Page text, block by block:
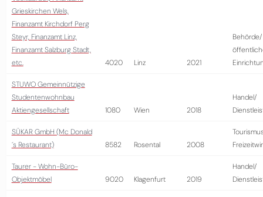
Grieskirchen Wels,
Finanzamt Kirchdorf Perg
Steyr, Finanzamt Linz,
Finanzamt Salzburg Stadt,
etc.
4020 Linz 2021
Behörde/
STUWO Gemeinnützige
Studentenwohnbau
Aktiengesellschaft
1080 Wien 2018
Handel/
SÜKAR GmbH (Mc Donald
´s Restaurant)
8582 Rosental 2008
Taurer - Wohn-Büro-
Objektmöbel
9020 Klagenfurt 2019
Handel/